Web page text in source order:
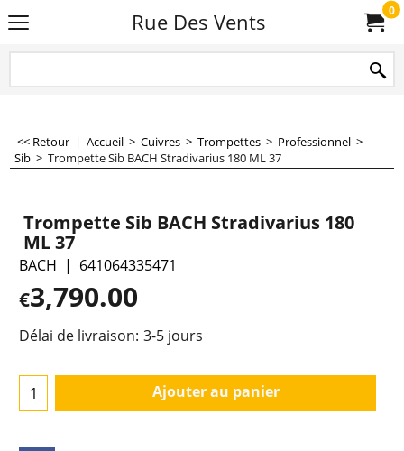
Rue Des Vents 0
<< Retour | Accueil > Cuivres > Trompettes > Professionnel >
Sib > Trompette Sib BACH Stradivarius 180 ML 37
Trompette Sib BACH Stradivarius 180
ML 37
BACH 641064335471
€3,790.00
Délai de livraison: 3-5 jours
Ajouter au panier